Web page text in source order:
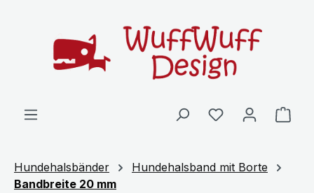
Hundehalsbänder
Hundehalsband mit Borte
Bandbreite 20 mm